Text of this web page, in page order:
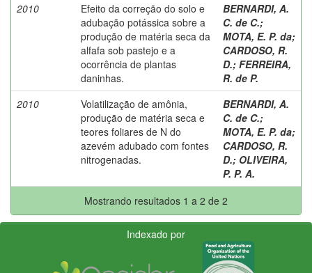
2010
Efeito da correção do solo e
adubação potássica sobre a
produção de matéria seca da
alfafa sob pastejo e a
ocorrência de plantas
daninhas.
BERNARDI, A.
C. de C.;
MOTA, E. P. da;
CARDOSO, R.
D.; FERREIRA,
R. de P.
2010
Volatilização de amônia,
produção de matéria seca e
teores foliares de N do
azevém adubado com fontes
nitrogenadas.
BERNARDI, A.
C. de C.;
MOTA, E. P. da;
CARDOSO, R.
D.; OLIVEIRA,
P. P. A.
Mostrando resultados 1 a 2 de 2
Indexado por